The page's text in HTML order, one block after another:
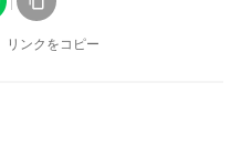
リンクをコピー